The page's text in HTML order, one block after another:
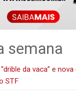
semana
da vaca” e nova
STF